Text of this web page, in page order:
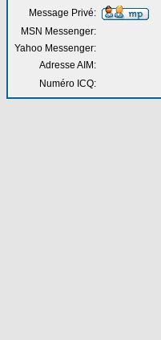
Message Privé:
MSN Messenger:
Yahoo Messenger:
Adresse AIM:
Numéro ICQ: